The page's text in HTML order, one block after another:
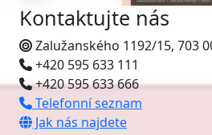
Kontaktujte nás
Zalužanského 1192/15, 703
+420 595 633 111
+420 595 633 666
Telefonní seznam
Jak nás najdete